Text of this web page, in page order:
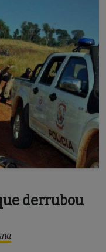
derrubou